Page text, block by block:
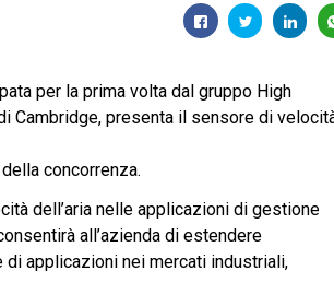
per la prima volta dal gruppo High
Cambridge, presenta il sensore di
concorrenza.
dell’aria nelle applicazioni di gestione
all’azienda di estendere
applicazioni nei mercati industriali,